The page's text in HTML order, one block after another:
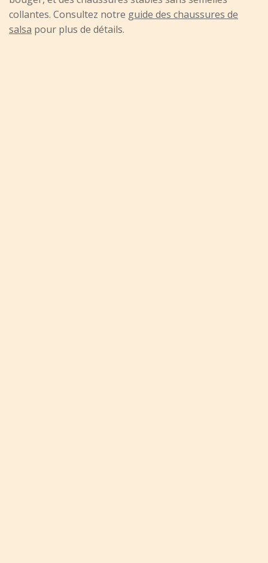
collantes. Consultez notre guide des chaussures de
salsa pour plus de détails.